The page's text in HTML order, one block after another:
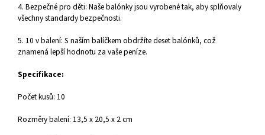
4. Bezpečné pro děti: Naše balónky jsou vyrobené tak, aby splňovaly
všechny standardy bezpečnosti.
5. 10 v balení: S naším balíčkem obdržíte deset balónků, což
znamená lepší hodnotu za vaše peníze.
Specifikace:
Počet kusů: 10
Rozměry balení: 13,5 x 20,5 x 2 cm